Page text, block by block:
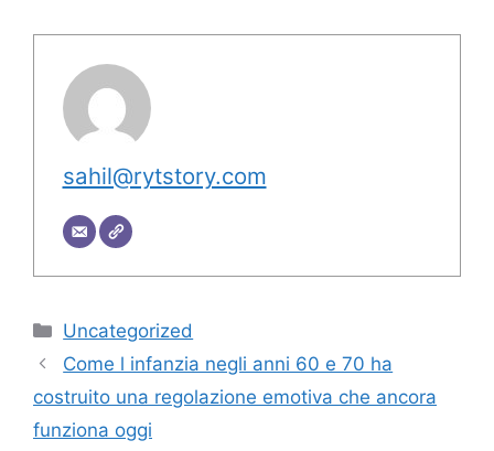
sahil@rytstory.com
Categorie
Uncategorized
Come l infanzia negli anni 60 e 70 ha
costruito una regolazione emotiva che ancora
funziona oggi